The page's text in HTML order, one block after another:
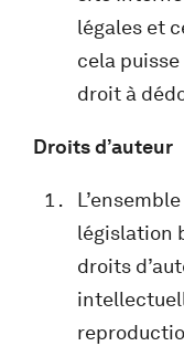
légales et
cela
droit à
Droits d’auteur
législation
droits